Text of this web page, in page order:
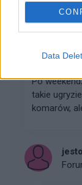
Data
gość
Po
takie
komarów,